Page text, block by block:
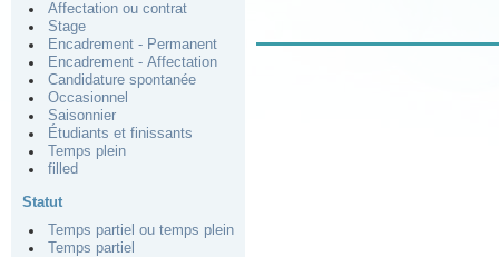
Affectation ou contrat
Stage
Encadrement - Permanent
Encadrement - Affectation
Candidature spontanée
Occasionnel
Saisonnier
Étudiants et finissants
Temps plein
filled
Statut
Temps partiel ou temps plein
Temps partiel